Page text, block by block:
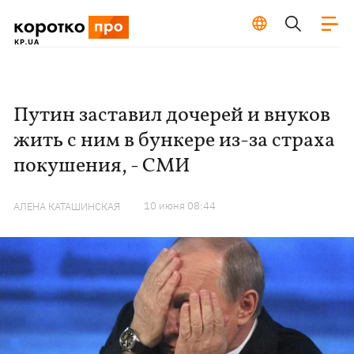
Путин заставил дочерей и внуков
жить с ним в бункере из-за страха
покушения, - СМИ
АЛЕНА КАТАШИНСКАЯ 10 июня 08:44